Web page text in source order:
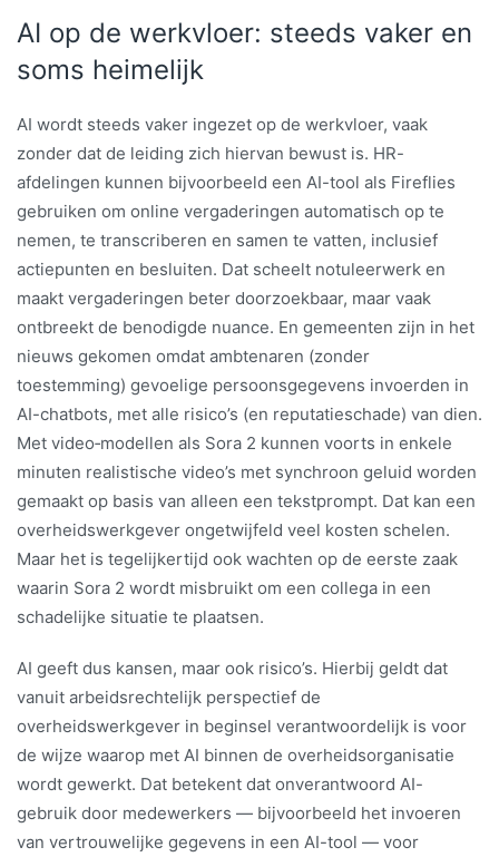
AI op de werkvloer: steeds vaker en
soms heimelijk
AI wordt steeds vaker ingezet op de werkvloer, vaak
zonder dat de leiding zich hiervan bewust is. HR-
afdelingen kunnen bijvoorbeeld een AI-tool als Fireflies
gebruiken om online vergaderingen automatisch op te
nemen, te transcriberen en samen te vatten, inclusief
actiepunten en besluiten. Dat scheelt notuleerwerk en
maakt vergaderingen beter doorzoekbaar, maar vaak
ontbreekt de benodigde nuance. En gemeenten zijn in het
nieuws gekomen omdat ambtenaren (zonder
toestemming) gevoelige persoonsgegevens invoerden in
AI-chatbots, met alle risico’s (en reputatieschade) van dien.
Met video‑modellen als Sora 2 kunnen voorts in enkele
minuten realistische video’s met synchroon geluid worden
gemaakt op basis van alleen een tekstprompt. Dat kan een
overheidswerkgever ongetwijfeld veel kosten schelen.
Maar het is tegelijkertijd ook wachten op de eerste zaak
waarin Sora 2 wordt misbruikt om een collega in een
schadelijke situatie te plaatsen.
AI geeft dus kansen, maar ook risico’s. Hierbij geldt dat
vanuit arbeidsrechtelijk perspectief de
overheidswerkgever in beginsel verantwoordelijk is voor
de wijze waarop met AI binnen de overheidsorganisatie
wordt gewerkt. Dat betekent dat onverantwoord AI-
gebruik door medewerkers — bijvoorbeeld het invoeren
van vertrouwelijke gegevens in een AI-tool — voor